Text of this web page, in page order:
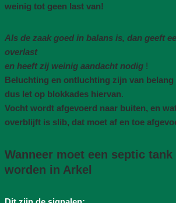
weinig tot geen last van!
Als de zaak goed in balans is, dan geeft
overlast
en heeft zij weinig aandacht nodig !
Beluchting en ontluchting zijn van
dus let op blokkades hiervan.
Vocht wordt afgevoerd naar buiten, en
overblijft is slib, dat moet af en toe
Wanneer moet een septic tank
worden in Arkel